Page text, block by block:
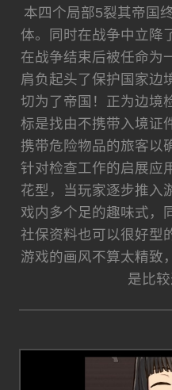
本四个局部5裂其帝国
体。同时在战争中立降
在战争结束后被任命为
肩负起头了保护国家边
切为了帝国！正为边境
标是找由不携带入境证
携带危险物品的旅客以
针对检查工作的启展应
花型，当玩家逐步推入
戏内多个足的趣味式，
社保资料也可以很好型
游戏的画风不算太精致
是比较